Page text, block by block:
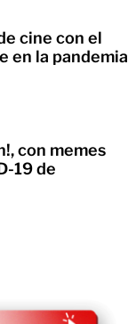
cine con el
en la pandemia
con memes
19 de